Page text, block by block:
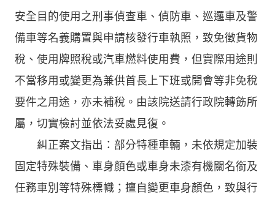
安全目的使用之刑事偵查車、偵防車、巡邏車及警
備車等名義購置與申請核發行車執照，致免徵貨物
稅、使用牌照稅或汽車燃料使用費，但實際用途則
不當移用或變更為兼供首長上下班或開會等非免稅
要件之用途，亦未補稅。由該院送請行政院轉飭所
屬，切實檢討並依法妥處見復。
糾正案文指出：部分特種車輛，未依規定加裝
固定特殊裝備、車身顏色或車身未漆有機關名銜及
任務車別等特殊標幟；擅自變更車身顏色，致與行